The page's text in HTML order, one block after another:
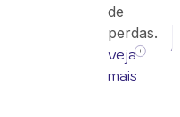
de
perdas.
veja
mais